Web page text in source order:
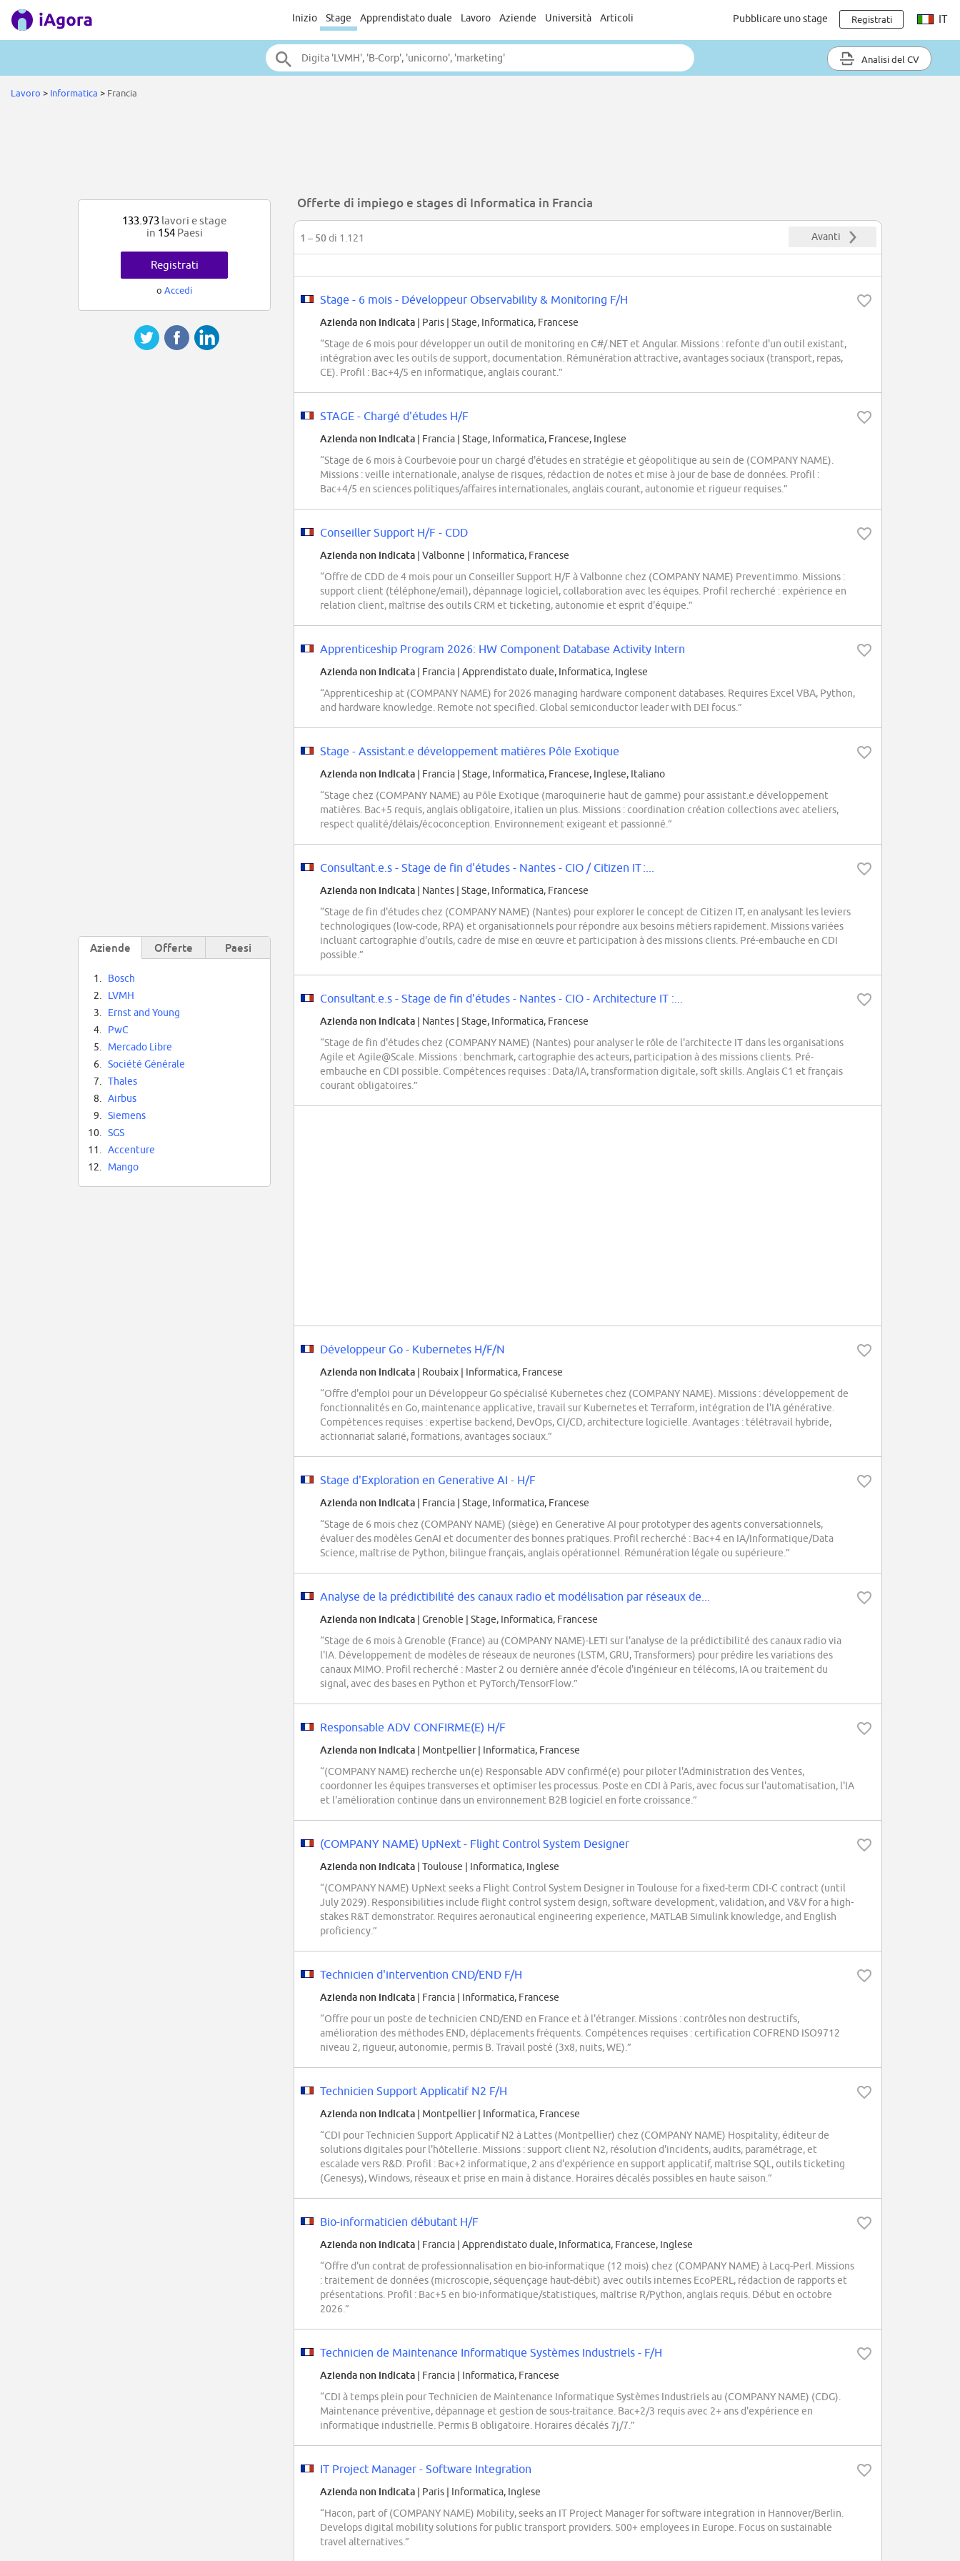
Inizio Stage Apprendistato duale Lavoro Aziende Università Articoli Pubblicare uno stage Registrati IT
Analisi del CV
Lavoro > Informatica > Francia
Offerte di impiego e stages di Informatica in Francia
1 – 50di 1.121 Avanti
Stage - 6 mois - Développeur Observability & Monitoring F/H
Azienda non indicata | Paris | Stage, Informatica, Francese
“Stage de 6 mois pour développer un outil de monitoring en C#/.NET et Angular. Missions : refonte d'un outil existant,
intégration avec les outils de support, documentation. Rémunération attractive, avantages sociaux (transport, repas,
CE). Profil : Bac+4/5 en informatique, anglais courant.”
STAGE - Chargé d'études H/F
Azienda non indicata | Francia | Stage, Informatica, Francese, Inglese
“Stage de 6 mois à Courbevoie pour un chargé d'études en stratégie et géopolitique au sein de (COMPANY NAME).
Missions : veille internationale, analyse de risques, rédaction de notes et mise à jour de base de données. Profil :
Bac+4/5 en sciences politiques/affaires internationales, anglais courant, autonomie et rigueur requises.”
Conseiller Support H/F - CDD
Azienda non indicata | Valbonne | Informatica, Francese
“Offre de CDD de 4 mois pour un Conseiller Support H/F à Valbonne chez (COMPANY NAME) Preventimmo. Missions :
support client (téléphone/email), dépannage logiciel, collaboration avec les équipes. Profil recherché : expérience en
relation client, maîtrise des outils CRM et ticketing, autonomie et esprit d'équipe.”
Apprenticeship Program 2026: HW Component Database Activity Intern
Azienda non indicata | Francia | Apprendistato duale, Informatica, Inglese
“Apprenticeship at (COMPANY NAME) for 2026 managing hardware component databases. Requires Excel VBA, Python,
and hardware knowledge. Remote not specified. Global semiconductor leader with DEI focus.”
Stage - Assistant.e développement matières Pôle Exotique
Azienda non indicata | Francia | Stage, Informatica, Francese, Inglese, Italiano
“Stage chez (COMPANY NAME) au Pôle Exotique (maroquinerie haut de gamme) pour assistant.e développement
matières. Bac+5 requis, anglais obligatoire, italien un plus. Missions : coordination création collections avec ateliers,
respect qualité/délais/écoconception. Environnement exigeant et passionné.”
Consultant.e.s - Stage de fin d'études - Nantes - CIO / Citizen IT :...
Azienda non indicata | Nantes | Stage, Informatica, Francese
“Stage de fin d'études chez (COMPANY NAME) (Nantes) pour explorer le concept de Citizen IT, en analysant les leviers
technologiques (low-code, RPA) et organisationnels pour répondre aux besoins métiers rapidement. Missions variées
incluant cartographie d'outils, cadre de mise en œuvre et participation à des missions clients. Pré-embauche en CDI
possible.”
Consultant.e.s - Stage de fin d'études - Nantes - CIO - Architecture IT :...
Azienda non indicata | Nantes | Stage, Informatica, Francese
“Stage de fin d'études chez (COMPANY NAME) (Nantes) pour analyser le rôle de l'architecte IT dans les organisations
Agile et Agile@Scale. Missions : benchmark, cartographie des acteurs, participation à des missions clients. Pré-
embauche en CDI possible. Compétences requises : Data/IA, transformation digitale, soft skills. Anglais C1 et français
courant obligatoires.”
Développeur Go - Kubernetes H/F/N
Azienda non indicata | Roubaix | Informatica, Francese
“Offre d'emploi pour un Développeur Go spécialisé Kubernetes chez (COMPANY NAME). Missions : développement de
fonctionnalités en Go, maintenance applicative, travail sur Kubernetes et Terraform, intégration de l'IA générative.
Compétences requises : expertise backend, DevOps, CI/CD, architecture logicielle. Avantages : télétravail hybride,
actionnariat salarié, formations, avantages sociaux.”
Stage d'Exploration en Generative AI - H/F
Azienda non indicata | Francia | Stage, Informatica, Francese
“Stage de 6 mois chez (COMPANY NAME) (siège) en Generative AI pour prototyper des agents conversationnels,
évaluer des modèles GenAI et documenter des bonnes pratiques. Profil recherché : Bac+4 en IA/Informatique/Data
Science, maîtrise de Python, bilingue français, anglais opérationnel. Rémunération légale ou supérieure.”
Analyse de la prédictibilité des canaux radio et modélisation par réseaux de...
Azienda non indicata | Grenoble | Stage, Informatica, Francese
“Stage de 6 mois à Grenoble (France) au (COMPANY NAME)-LETI sur l'analyse de la prédictibilité des canaux radio via
l'IA. Développement de modèles de réseaux de neurones (LSTM, GRU, Transformers) pour prédire les variations des
canaux MIMO. Profil recherché : Master 2 ou dernière année d'école d'ingénieur en télécoms, IA ou traitement du
signal, avec des bases en Python et PyTorch/TensorFlow.”
Responsable ADV CONFIRME(E) H/F
Azienda non indicata | Montpellier| Informatica, Francese
“(COMPANY NAME) recherche un(e) Responsable ADV confirmé(e) pour piloter l'Administration des Ventes,
coordonner les équipes transverses et optimiser les processus. Poste en CDI à Paris, avec focus sur l'automatisation, l'IA
et l'amélioration continue dans un environnement B2B logiciel en forte croissance.”
(COMPANY NAME) UpNext - Flight Control System Designer
Azienda non indicata | Toulouse | Informatica, Inglese
“(COMPANY NAME) UpNext seeks a Flight Control System Designer in Toulouse for a fixed-term CDI-C contract (until
July 2029). Responsibilities include flight control system design, software development, validation, and V&V for a high-
stakes R&T demonstrator. Requires aeronautical engineering experience, MATLAB Simulink knowledge, and English
proficiency.”
Technicien d'intervention CND/END F/H
Azienda non indicata | Francia | Informatica, Francese
“Offre pour un poste de technicien CND/END en France et à l'étranger. Missions : contrôles non destructifs,
amélioration des méthodes END, déplacements fréquents. Compétences requises : certification COFREND ISO9712
niveau 2, rigueur, autonomie, permis B. Travail posté (3x8, nuits, WE).”
Technicien Support Applicatif N2 F/H
Azienda non indicata | Montpellier| Informatica, Francese
“CDI pour Technicien Support Applicatif N2 à Lattes (Montpellier) chez (COMPANY NAME) Hospitality, éditeur de
solutions digitales pour l'hôtellerie. Missions : support client N2, résolution d'incidents, audits, paramétrage, et
escalade vers R&D. Profil : Bac+2 informatique, 2 ans d'expérience en support applicatif, maîtrise SQL, outils ticketing
(Genesys), Windows, réseaux et prise en main à distance. Horaires décalés possibles en haute saison.”
Bio-informaticien débutant H/F
Azienda non indicata | Francia | Apprendistato duale, Informatica, Francese, Inglese
“Offre d'un contrat de professionnalisation en bio-informatique (12 mois) chez (COMPANY NAME) à Lacq-Perl. Missions
: traitement de données (microscopie, séquençage haut-débit) avec outils internes EcoPERL, rédaction de rapports et
présentations. Profil : Bac+5 en bio-informatique/statistiques, maîtrise R/Python, anglais requis. Début en octobre
2026.”
Technicien de Maintenance Informatique Systèmes Industriels - F/H
Azienda non indicata | Francia | Informatica, Francese
“CDI à temps plein pour Technicien de Maintenance Informatique Systèmes Industriels au (COMPANY NAME) (CDG).
Maintenance préventive, dépannage et gestion de sous-traitance. Bac+2/3 requis avec 2+ ans d'expérience en
informatique industrielle. Permis B obligatoire. Horaires décalés 7j/7.”
IT Project Manager - Software Integration
Azienda non indicata | Paris | Informatica, Inglese
“Hacon, part of (COMPANY NAME) Mobility, seeks an IT Project Manager for software integration in Hannover/Berlin.
Develops digital mobility solutions for public transport providers. 500+ employees in Europe. Focus on sustainable
travel alternatives.”
133.973 lavori e stage
in 154Paesi
Registrati
o Accedi
Aziende Offerte Paesi
1.
Bosch
2.
LVMH
3.
Ernst and Young
4.
PwC
5.
Mercado Libre
6.
Société Générale
7.
Thales
8.
Airbus
9.
Siemens
10.
SGS
11.
Accenture
12.
Mango